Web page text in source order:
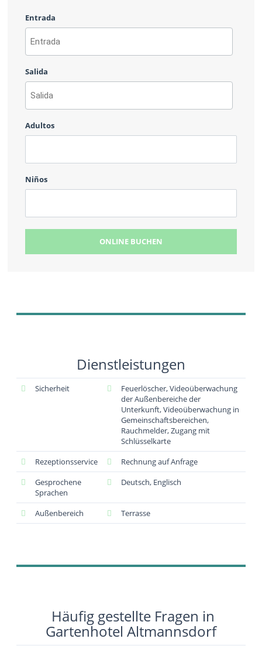
Entrada
AAAA
MM
DD
Salida
AAAA
MM
Adultos
Niños
ONLINE BUCHEN
Dienstleistungen
Sicherheit
Feuerlöscher, Videoüberwachung
der Außenbereiche der
Unterkunft, Videoüberwachung in
Gemeinschaftsbereichen,
Rauchmelder, Zugang mit
Schlüsselkarte
Rezeptionsservice
Rechnung auf Anfrage
Gesprochene
Sprachen
Deutsch, Englisch
Außenbereich Terrasse
Häufig gestellte Fragen in
Gartenhotel Altmannsdorf